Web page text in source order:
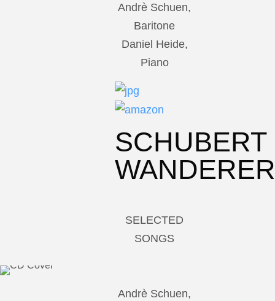
Andrè Schuen,
Baritone
Daniel Heide,
Piano
SCHUBERT
WANDERER
SELECTED
SONGS
Andrè Schuen,